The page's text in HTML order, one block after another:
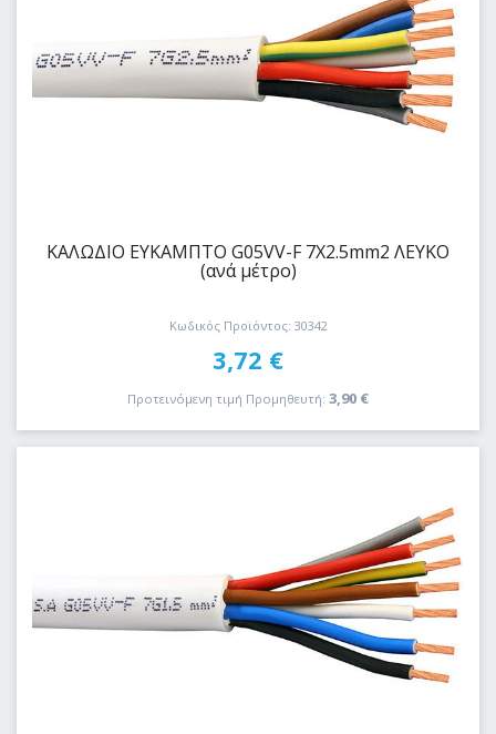
ΚΑΛΩΔΙΟ EYKAΜΠΤΟ G05VV-F 7Χ2.5mm2 ΛΕΥΚΟ
(ανά μέτρο)
Κωδικός Προϊόντος: 30342
3,72 €
Προτεινόμενη τιμή Προμηθευτή: 3,90 €